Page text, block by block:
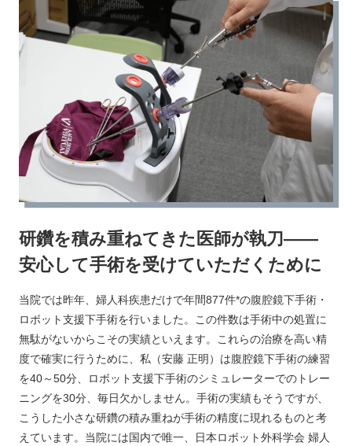
研鑽を積み重ねてきた医師が執刀――
安心して手術を受けていただくために
当院では昨年、婦人科疾患だけで年間877件*の腹腔鏡下手術・
ロボット支援下手術を行いました。この件数は手術中の処置に
無駄がないからこその実績といえます。これらの治療を高い精
度で確実に行うために、私（安藤 正明）は腹腔鏡下手術の練習
を40～50分、ロボット支援下手術のシミュレーターでのトレー
ニングを30分、毎日欠かしません。手術の実績もそうですが、
こうした小さな研鑽の積み重ねが手術の精度に現れるものと考
えています。当院には国内で唯一、日本ロボット外科学会 婦人